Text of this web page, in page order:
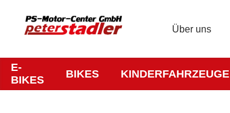
Über uns
E-
BIKES
BIKES KINDERFAHRZEUGE